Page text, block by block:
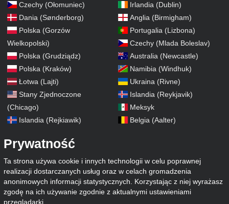
Czechy (Ołomuniec)
Dania (Sønderborg)
Polska (Gorzów
Wielkopolski)
Polska (Grudziądz)
Polska (Kraków)
Łotwa (Lajti)
Stany Zjednoczone
(Chicago)
Islandia (Rejkiawik)
Irlandia (Dublin)
Anglia (Birmigham)
Portugalia (Lizbona)
Czechy (Mlada Boleslav)
Australia (Newcastle)
Namibia (Windhuk)
Ukraina (Rivne)
Islandia (Reykjavik)
Meksyk
Belgia (Aalter)
Prywatność
Ta strona używa cookie i innych technologii w celu poprawnej
realizacji dostarczanych usług oraz w celach gromadzenia
anonimowych informacji statystycznych. Korzystając z niej wyrażasz
zgodę na ich używanie zgodnie z aktualnymi ustawieniami
przeglądarki.